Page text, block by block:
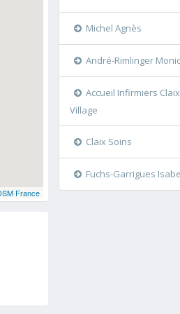
France
Michel Agnès
André-Rimlinger
Accueil Infirmiers Claix
Village
Claix Soins
Fuchs-Garrigues